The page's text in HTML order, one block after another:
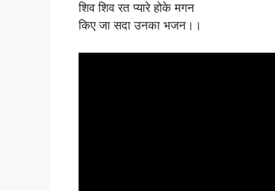
शिव शिव रत प्यारे होके मगन
किए जा सदा उनका भजन।।